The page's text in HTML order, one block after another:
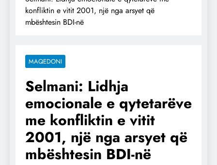
konfliktin e vitit 2001, një nga arsyet që
mbështesin BDI-në
MAQEDONI
Selmani: Lidhja
emocionale e qytetarëve
me konfliktin e vitit
2001, një nga arsyet që
mbështesin BDI-në